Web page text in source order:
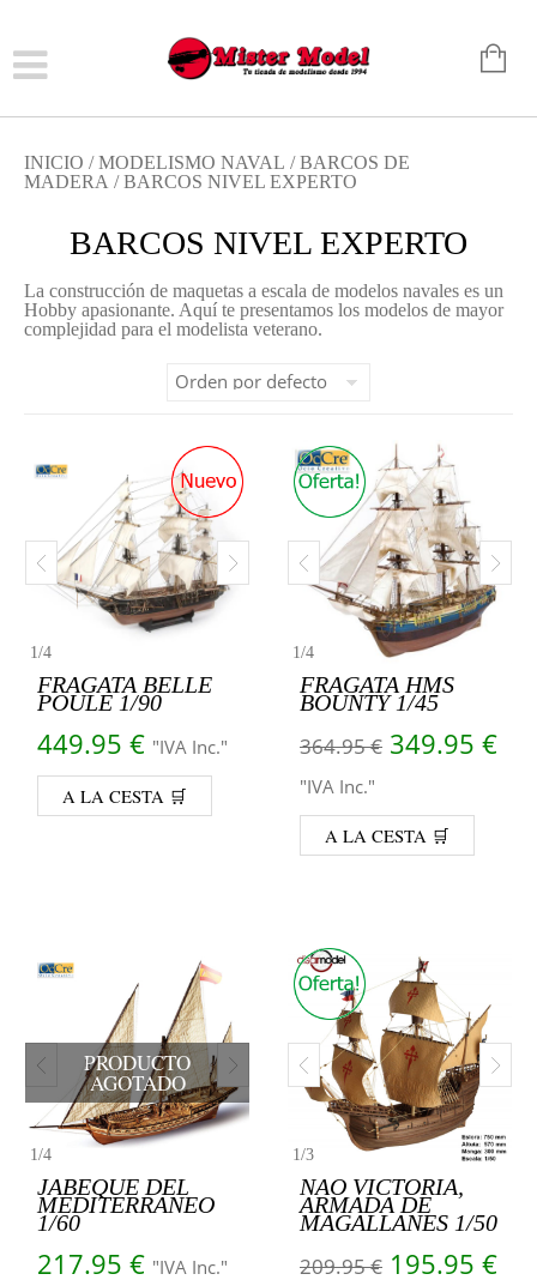
INICIO /MODELISMO NAVAL /BARCOS DE
MADERA / BARCOS NIVEL EXPERTO
BARCOS NIVEL EXPERTO
La construcción de maquetas a escala de modelos navales es un
Hobby apasionante. Aquí te presentamos los modelos de mayor
complejidad para el modelista veterano.
1/4
FRAGATA BELLE
POULE 1/90
449.95 € "IVA Inc."
A LA CESTA 🛒
1/4
FRAGATA HMS
BOUNTY 1/45
364.95€ El precio
349.95 €El
"IVA Inc."
A LA CESTA 🛒
1/4
PRODUCTO
AGOTADO
JABEQUE DEL
MEDITERRANEO
1/60
217.95 € "IVA Inc."
1/3
NAO VICTORIA,
ARMADA DE
MAGALLANES 1/50
209.95€ El precio
195.95 €El